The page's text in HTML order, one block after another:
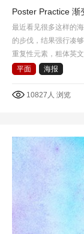
Poster Practice 渐
最近看见很多这样的
的步伐，结果强行凑
重复性元素，粗体英
些好的色彩感觉吧!
平面 海报
10827人 浏览